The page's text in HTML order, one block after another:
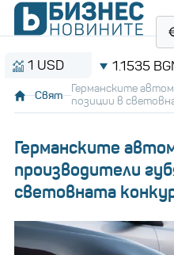
USD 1.1535 BGN
Свят
Германските
позиции в
Германските
производители
световната